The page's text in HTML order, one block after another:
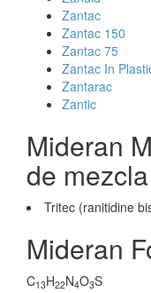
Zantac
Zantac 150
Zantac 75
Zantac In
Zantarac
Zantic
Mideran
de mezcla
Tritec (ranitidine
Mideran
C13H22N4O3S